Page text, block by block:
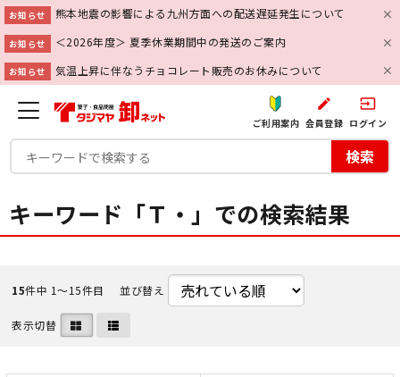
お知らせ 熊本地震の影響による九州方面への配送遅延発生について
お知らせ ＜2026年度＞ 夏季休業期間中の発送のご案内
お知らせ 気温上昇に伴なうチョコレート販売のお休みについて
ご利用案内
create
会員登録
input
ログイン
検索
キーワード「Ｔ・」での検索結果
15件中 1〜15件目 並び替え
表示切替